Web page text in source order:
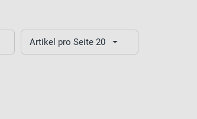
Artikel pro Seite 20